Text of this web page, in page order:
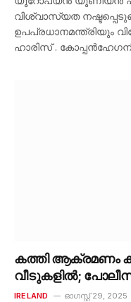
വിശ്വാസ്യത
ഉപപ്രധാനമന്ത്രിയും
ഹാരിസ് .
കത്തി ആക്രമണം
വീടുകളിൽ; പോലീസ്
IRELAND ഓഗസ്റ്റ്‌ 29, 2025